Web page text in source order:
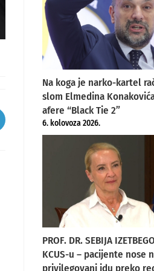
Na koga je narko-kartel
slom Elmedina
afere “Black Tie 2”
6. kolovoza 2026.
PROF. DR. SEBIJA
KCUS-u – pacijente nose
privilegovani idu preko